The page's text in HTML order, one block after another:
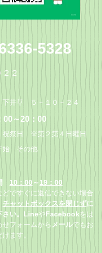
２
5328
井草 ５－１０－２４
～20：00
祝祭日 ※第２第４日曜日
始 その他
10：00 ～19：00
どですぐに返信できない場合
チャットボックスを閉じずに
さい。LineやFacebookをは
せフォームから メールでもお
ます。